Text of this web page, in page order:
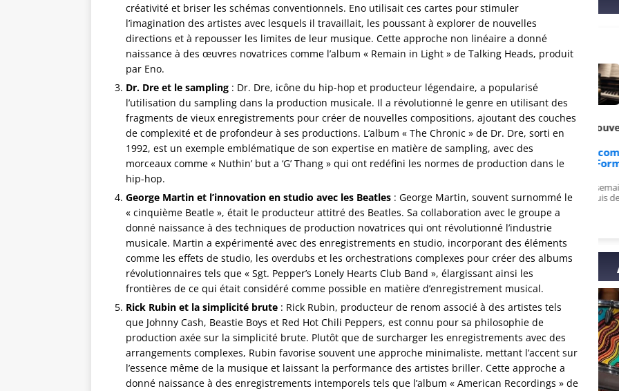
créativité et briser les schémas conventionnels. Eno utilisait ces cartes pour stimuler
l’imagination des artistes avec lesquels il travaillait, les poussant à explorer de nouvelles
directions et à repousser les limites de leur musique. Cette approche non linéaire a donné
naissance à des œuvres novatrices comme l’album « Remain in Light » de Talking Heads, produit
par Eno.
Dr. Dre et le sampling : Dr. Dre, icône du hip-hop et producteur légendaire, a popularisé
l’utilisation du sampling dans la production musicale. Il a révolutionné le genre en utilisant des
fragments de vieux enregistrements pour créer de nouvelles compositions, ajoutant des couches
de complexité et de profondeur à ses productions. L’album « The Chronic » de Dr. Dre, sorti en
1992, est un exemple emblématique de son expertise en matière de sampling, avec des
morceaux comme « Nuthin’ but a ‘G’ Thang » qui ont redéfini les normes de production dans le
hip-hop.
George Martin et l’innovation en studio avec les Beatles : George Martin, souvent surnommé le
« cinquième Beatle », était le producteur attitré des Beatles. Sa collaboration avec le groupe a
donné naissance à des techniques de production novatrices qui ont révolutionné l’industrie
musicale. Martin a expérimenté avec des enregistrements en studio, incorporant des éléments
comme les effets de studio, les overdubs et les orchestrations complexes pour créer des albums
révolutionnaires tels que « Sgt. Pepper’s Lonely Hearts Club Band », élargissant ainsi les
frontières de ce qui était considéré comme possible en matière d’enregistrement musical.
Rick Rubin et la simplicité brute : Rick Rubin, producteur de renom associé à des artistes tels
que Johnny Cash, Beastie Boys et Red Hot Chili Peppers, est connu pour sa philosophie de
production axée sur la simplicité brute. Plutôt que de surcharger les enregistrements avec des
arrangements complexes, Rubin favorise souvent une approche minimaliste, mettant l’accent sur
l’essence même de la musique et laissant la performance des artistes briller. Cette approche a
donné naissance à des enregistrements intemporels tels que l’album « American Recordings » de
Avis de Matteo sur
Apprends à créer et à vendre
ton propre VST
[Formation]
Créer mon propre VST ? Impensable !
Mais grâce à cette formation, j'ai réussi !
Fierté totale !
Avis de PulsarZephy sur
Le pack ULTRA : La formation
complète
complètes, je recommande à fond !
Avis de Nouvelle sur
Apprends à composer en
15 jours [Formation]
Enfin compris en 2 semaines ce que je
galérais à piger depuis des mois!